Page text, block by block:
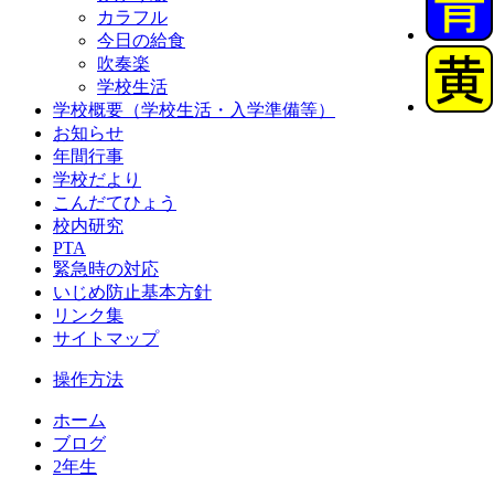
カラフル
今日の給食
吹奏楽
学校生活
学校概要（学校生活・入学準備等）
お知らせ
年間行事
学校だより
こんだてひょう
校内研究
PTA
緊急時の対応
いじめ防止基本方針
リンク集
サイトマップ
操作方法
ホーム
ブログ
2年生